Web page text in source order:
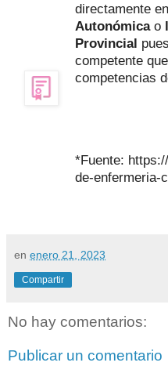
directamente
Autonómica o
Provincial
competente
competencias
*Fuente:
de-enfermeria-
en enero 21, 2023
Compartir
No hay comentarios:
Publicar un comentario